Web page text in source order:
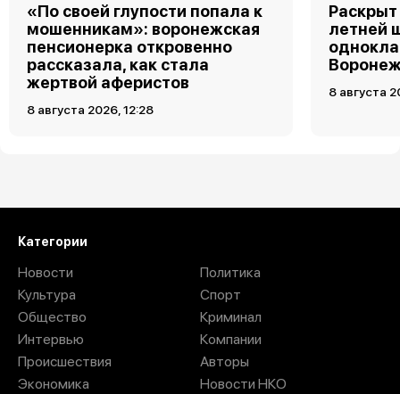
«По своей глупости попала к
мошенникам»: воронежская
пенсионерка откровенно
рассказала, как стала
жертвой аферистов
8 августа 2026, 12:28
летней
8 августа
Категории
Новости
Культура
Общество
Интервью
Происшествия
Экономика
Политика
Спорт
Криминал
Компании
Авторы
Новости НКО